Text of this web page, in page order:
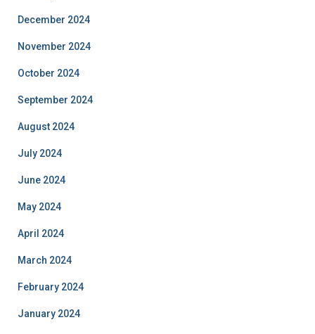
December 2024
November 2024
October 2024
September 2024
August 2024
July 2024
June 2024
May 2024
April 2024
March 2024
February 2024
January 2024